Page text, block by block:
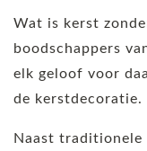
kerstboom!
aantal
Wat is kerst
boodschappers
elk geloof voor
de kerstdecoratie.
Naast traditionele